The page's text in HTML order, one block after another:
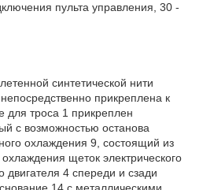
пульта управления, 30 -
синтетической нити
прикреплена к
для троса 1 прикреплен
с возможностью останова
охлаждения 9, состоящий из
щеток электрического
двигателя 4 спереди и сзади